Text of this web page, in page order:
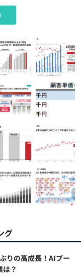
グ
りの高成長！AIブー
？